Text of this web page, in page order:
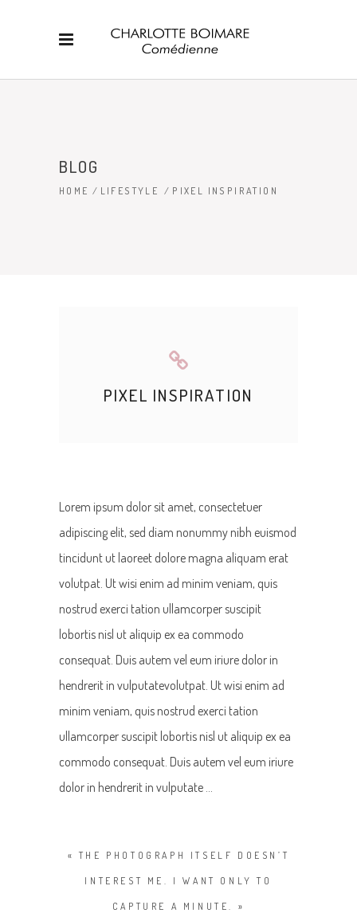
BLOG
HOME / LIFESTYLE / PIXEL INSPIRATION
PIXEL INSPIRATION
Lorem ipsum dolor sit amet, consectetuer
adipiscing elit, sed diam nonummy nibh euismod
tincidunt ut laoreet dolore magna aliquam erat
volutpat. Ut wisi enim ad minim veniam, quis
nostrud exerci tation ullamcorper suscipit
lobortis nisl ut aliquip ex ea commodo
consequat. Duis autem vel eum iriure dolor in
hendrerit in vulputatevolutpat. Ut wisi enim ad
minim veniam, quis nostrud exerci tation
ullamcorper suscipit lobortis nisl ut aliquip ex ea
commodo consequat. Duis autem vel eum iriure
dolor in hendrerit in vulputate …
« THE PHOTOGRAPH ITSELF DOESN’T
INTEREST ME. I WANT ONLY TO
CAPTURE A MINUTE. »